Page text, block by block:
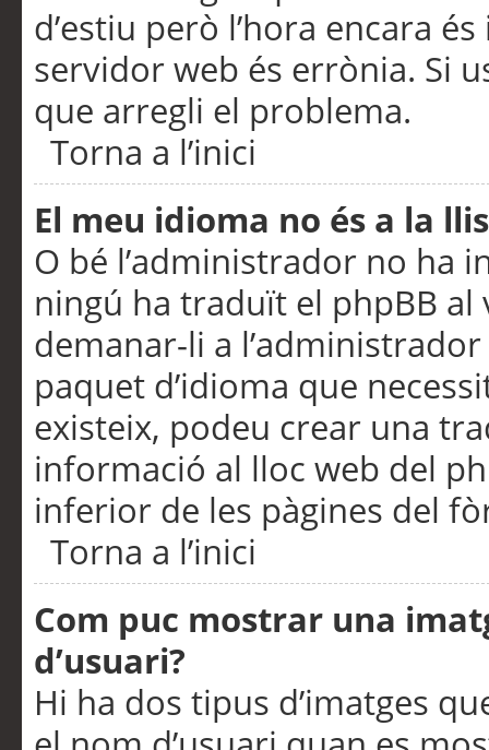
d’estiu però l’hora encara
servidor web és errònia. Si
que arregli el problema.
Torna a l’inici
El meu idioma no és a la
O bé l’administrador no ha
ningú ha traduït el phpBB
demanar-li a
paquet d’idioma que
existeix, podeu crear una
informació al lloc web del
inferior de les pàgines del
Torna a l’inici
Com puc mostrar una
d’usuari?
Hi ha dos tipus d’imatges